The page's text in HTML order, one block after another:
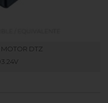
DTZ